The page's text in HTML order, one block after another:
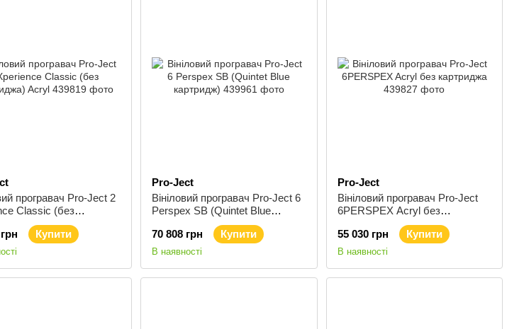
програвач Pro-Ject 2
Classic (без
Acryl
Купити
Pro-Ject
Вініловий програвач Pro-Ject 6
Perspex SB (Quintet Blue
70 808 грн
Купити
В наявності
Pro-Ject
Вініловий програвач Pro-Ject
6PERSPEX Acryl без
55 030 грн
Купити
В наявності